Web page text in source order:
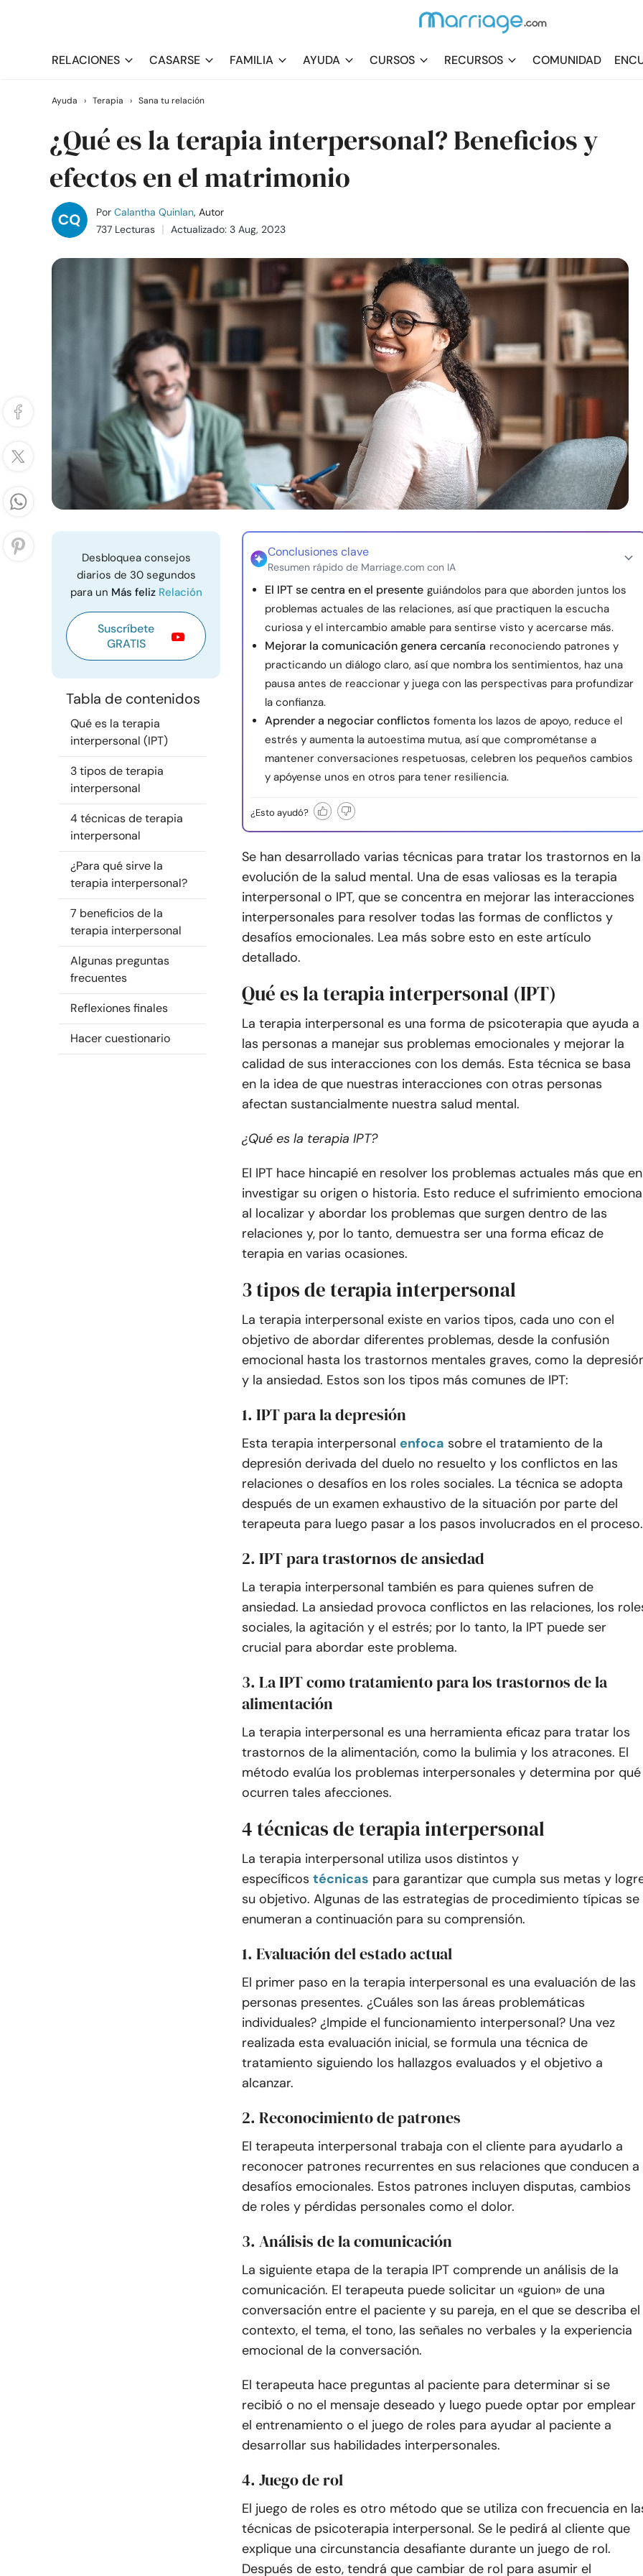
RELACIONES CASARSE FAMILIA AYUDA CURSOS RECURSOS COMUNIDAD
Ayuda › Terapia › Sana tu relación
¿Qué es la terapia interpersonal? Beneficios y
efectos en el matrimonio
Por Calantha Quinlan, Autor
737 Lecturas
Actualizado: 3 Aug, 2023
Desbloquea consejos
diarios de 30 segundos
para un Más feliz Relación
Suscríbete
GRATIS
Tabla de contenidos
Qué es la terapia
interpersonal (IPT)
3 tipos de terapia
interpersonal
4 técnicas de terapia
interpersonal
¿Para qué sirve la
terapia interpersonal?
7 beneficios de la
terapia interpersonal
Algunas preguntas
frecuentes
Reflexiones finales
Hacer cuestionario
Conclusiones clave
Resumen rápido de Marriage.com con IA
El IPT se centra en el presente guiándolos para que aborden juntos los
problemas actuales de las relaciones, así que practiquen la escucha
curiosa y el intercambio amable para sentirse visto y acercarse más.
Mejorar la comunicación genera cercanía reconociendo patrones y
practicando un diálogo claro, así que nombra los sentimientos, haz una
pausa antes de reaccionar y juega con las perspectivas para profundizar
la confianza.
Aprender a negociar conflictos fomenta los lazos de apoyo, reduce el
estrés y aumenta la autoestima mutua, así que comprométanse a
mantener conversaciones respetuosas, celebren los pequeños cambios
y apóyense unos en otros para tener resiliencia.
¿Esto ayudó?
Se han desarrollado varias técnicas para tratar los trastornos en la
evolución de la salud mental. Una de esas valiosas es la terapia
interpersonal o IPT, que se concentra en mejorar las interacciones
interpersonales para resolver todas las formas de conflictos y
desafíos emocionales. Lea más sobre esto en este artículo
detallado.
Qué es la terapia interpersonal (IPT)
La terapia interpersonal es una forma de psicoterapia que ayuda a
las personas a manejar sus problemas emocionales y mejorar la
calidad de sus interacciones con los demás. Esta técnica se basa
en la idea de que nuestras interacciones con otras personas
afectan sustancialmente nuestra salud mental.
¿Qué es la terapia IPT?
El IPT hace hincapié en resolver los problemas actuales más que en
investigar su origen o historia. Esto reduce el sufrimiento
al localizar y abordar los problemas que surgen dentro de las
relaciones y, por lo tanto, demuestra ser una forma eficaz de
terapia en varias ocasiones.
3 tipos de terapia interpersonal
La terapia interpersonal existe en varios tipos, cada uno con el
objetivo de abordar diferentes problemas, desde la confusión
emocional hasta los trastornos mentales graves, como la
y la ansiedad. Estos son los tipos más comunes de IPT:
1. IPT para la depresión
Esta terapia interpersonal enfoca sobre el tratamiento de la
depresión derivada del duelo no resuelto y los conflictos en las
relaciones o desafíos en los roles sociales. La técnica se adopta
después de un examen exhaustivo de la situación por parte del
terapeuta para luego pasar a los pasos involucrados en el proceso.
2. IPT para trastornos de ansiedad
La terapia interpersonal también es para quienes sufren de
ansiedad. La ansiedad provoca conflictos en las relaciones, los
sociales, la agitación y el estrés; por lo tanto, la IPT puede ser
crucial para abordar este problema.
3. La IPT como tratamiento para los trastornos de la
alimentación
La terapia interpersonal es una herramienta eficaz para tratar los
trastornos de la alimentación, como la bulimia y los atracones. El
método evalúa los problemas interpersonales y determina por qué
ocurren tales afecciones.
4 técnicas de terapia interpersonal
La terapia interpersonal utiliza usos distintos y
específicos técnicas para garantizar que cumpla sus metas y
su objetivo. Algunas de las estrategias de procedimiento típicas se
enumeran a continuación para su comprensión.
1. Evaluación del estado actual
El primer paso en la terapia interpersonal es una evaluación de las
personas presentes. ¿Cuáles son las áreas problemáticas
individuales? ¿Impide el funcionamiento interpersonal? Una vez
realizada esta evaluación inicial, se formula una técnica de
tratamiento siguiendo los hallazgos evaluados y el objetivo a
alcanzar.
2. Reconocimiento de patrones
El terapeuta interpersonal trabaja con el cliente para ayudarlo a
reconocer patrones recurrentes en sus relaciones que conducen a
desafíos emocionales. Estos patrones incluyen disputas, cambios
de roles y pérdidas personales como el dolor.
3. Análisis de la comunicación
La siguiente etapa de la terapia IPT comprende un análisis de la
comunicación. El terapeuta puede solicitar un «guion» de una
conversación entre el paciente y su pareja, en el que se describa el
contexto, el tema, el tono, las señales no verbales y la experiencia
emocional de la conversación.
El terapeuta hace preguntas al paciente para determinar si se
recibió o no el mensaje deseado y luego puede optar por emplear
el entrenamiento o el juego de roles para ayudar al paciente a
desarrollar sus habilidades interpersonales.
4. Juego de rol
El juego de roles es otro método que se utiliza con frecuencia en
técnicas de psicoterapia interpersonal. Se le pedirá al cliente que
explique una circunstancia desafiante durante un juego de rol.
Después de esto, tendrá que cambiar de rol para asumir el